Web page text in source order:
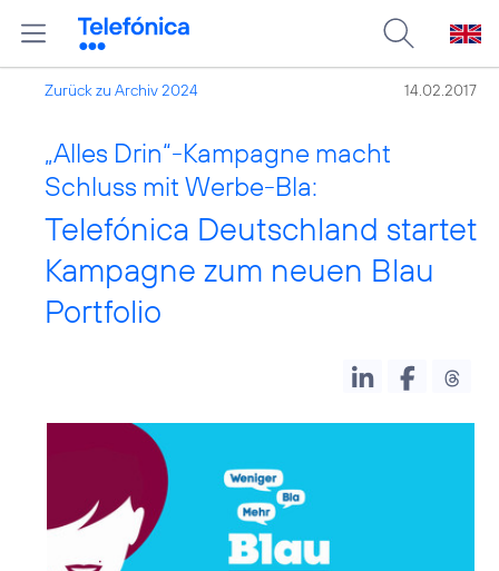
Zurück zu Archiv 2024 14.02.2017
„Alles Drin“-Kampagne macht
Schluss mit Werbe-Bla:
Telefónica Deutschland startet
Kampagne zum neuen Blau
Portfolio